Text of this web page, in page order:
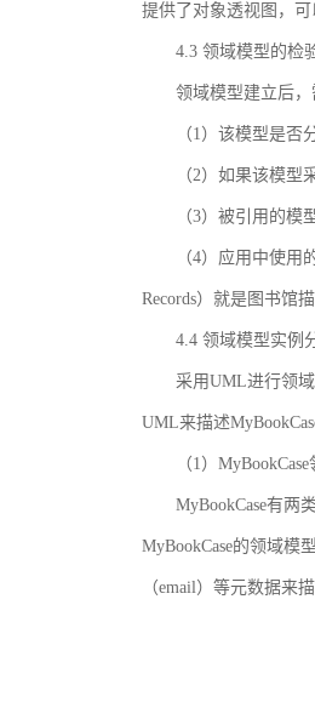
提供了对象透视图，
4.3 领域模型的检
领域模型建立后
（1）该模型是
（2）如果该模
（3）被引用的模
（4）应用中使用
Records）就是图书馆
4.4 领域模型实例
采用UML进行领
UML来描述
（1）
MyBookCase有两
MyBookCase的领域模
（email）等元数据来